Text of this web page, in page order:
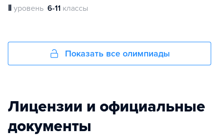
Ⅱ уровень 6-11 классы
Показать все олимпиады
Лицензии и официальные
документы